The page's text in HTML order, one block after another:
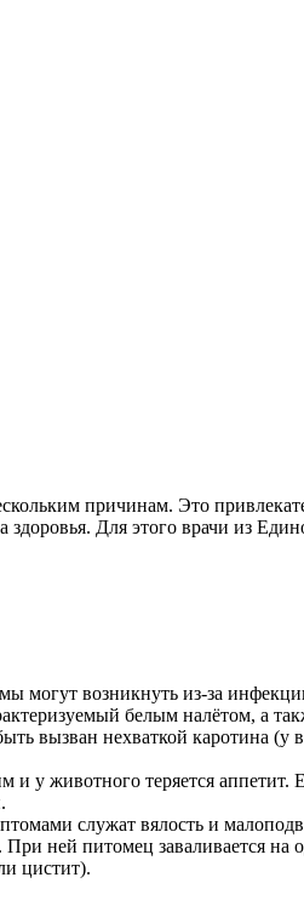
причинам. Это
Для этого врачи из
возникнуть из-за
белым налётом, а
вызван нехваткой каротина (у
животного теряется аппетит.
служат вялость и
ней питомец заваливается на
цистит).